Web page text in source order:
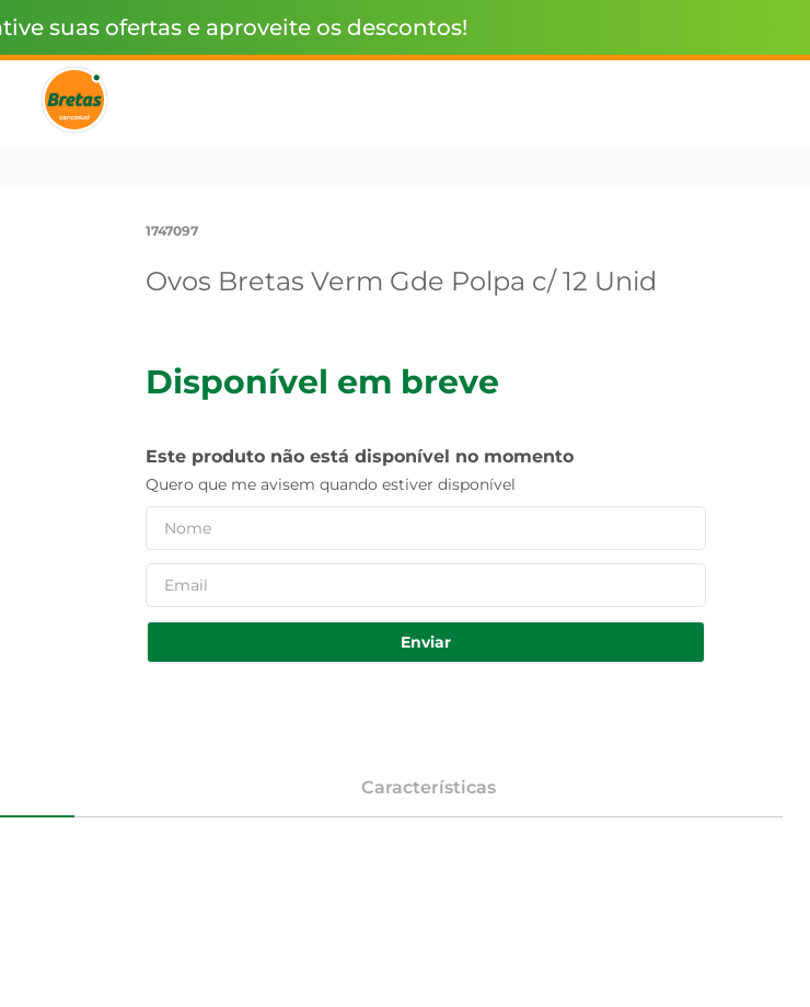
suas ofertas e aproveite os descontos!
1747097
Ovos Bretas Verm Gde Polpa c/ 12 Unid
Disponível em breve
Este produto não está disponível no momento
Quero que me avisem quando estiver disponível
Enviar
Características